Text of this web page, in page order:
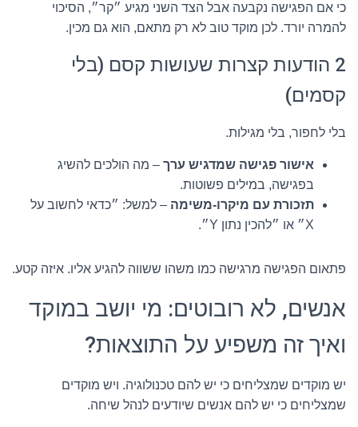
כי אם הפגישה נקבעה אבל הצד השני מגיע ״קר״, הסיכוי
להמרה יורד. לכן מוקד טוב לא רק מתאם, הוא גם מכין.
2 הודעות קצרות שעושות קסם (בלי
קסמים)
בלי לחפור, בלי מגילות.
אישור פגישה שמדגיש ערך – מה הולכים להשיג
בפגישה, במילים פשוטות.
תזכורת עם מיקרו-משימה – למשל: ״כדאי לחשוב על
X״ או ״להכין נתון Y״.
פתאום הפגישה מרגישה כמו משהו ששווה להגיע אליו. איזה קטע.
אנשים, לא רובוטים: מי יושב במוקד
ואיך זה משפיע על התוצאות?
יש מוקדים שמצליחים כי יש להם טכנולוגיה. ויש מוקדים
שמצליחים כי יש להם אנשים שיודעים לנהל שיחה.